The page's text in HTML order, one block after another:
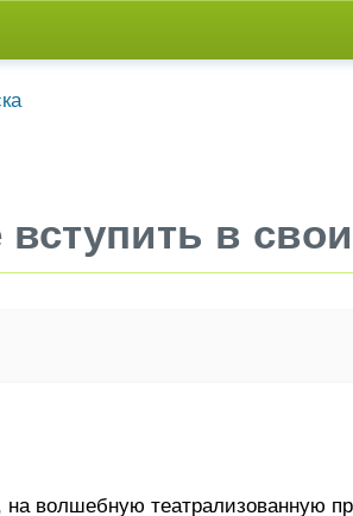
в
волшебную театрализованную